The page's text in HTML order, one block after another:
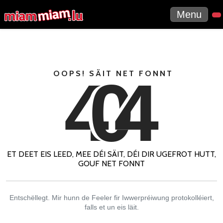
Menu
OOPS! SÄIT NET FONNT
404
ET DEET EIS LEED, MEE DÉI SÄIT, DÉI DIR UGEFROT HUTT,
GOUF NET FONNT
Entschëllegt. Mir hunn de Feeler fir Iwwerpréiwung protokolléiert,
falls et un eis läit.